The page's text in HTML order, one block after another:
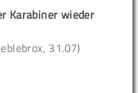
Karabiner wieder
31.07)